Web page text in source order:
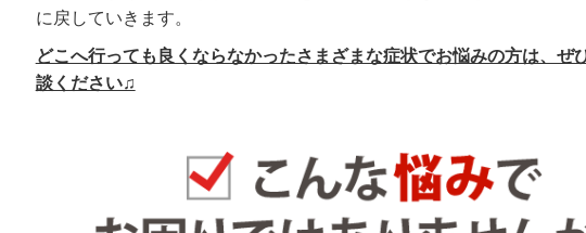
に戻していきます。
どこへ行っても良くならなかったさまざまな症状でお悩みの方は、ぜ
談ください♫